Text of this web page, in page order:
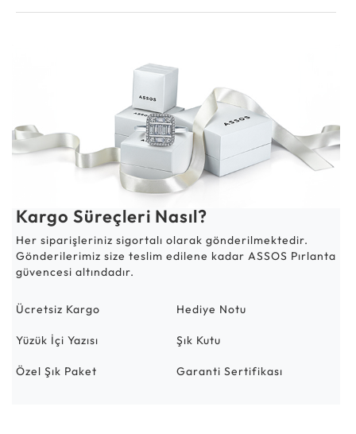
Kargo Süreçleri Nasıl?
Her siparişleriniz sigortalı olarak gönderilmektedir.
Gönderilerimiz size teslim edilene kadar ASSOS Pırlanta
güvencesi altındadır.
Ücretsiz Kargo Hediye Notu
Yüzük İçi Yazısı Şık Kutu
Özel Şık Paket Garanti Sertifikası